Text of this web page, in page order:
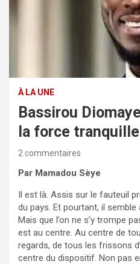
À LA UNE
Bassirou
la force
2 commentaires
Par Mamadou Sèye
Il est là. Assis sur le fauteuil
du pays. Et pourtant, il semble
Mais que l’on ne s’y trompe
est au centre. Au centre de
regards, de tous les frissons
centre du dispositif. Non pas